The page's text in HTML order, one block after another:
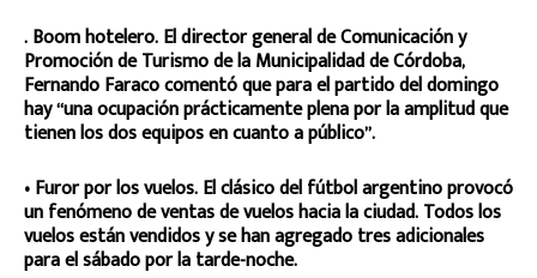
. Boom hotelero. El director general de Comunicación y
Promoción de Turismo de la Municipalidad de Córdoba,
Fernando Faraco comentó que para el partido del domingo
hay “una ocupación prácticamente plena por la amplitud que
tienen los dos equipos en cuanto a público”.
• Furor por los vuelos. El clásico del fútbol argentino provocó
un fenómeno de ventas de vuelos hacia la ciudad. Todos los
vuelos están vendidos y se han agregado tres adicionales
para el sábado por la tarde-noche.